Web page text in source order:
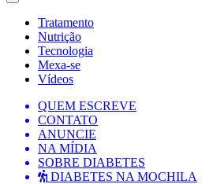
Tratamento
Nutrição
Tecnologia
Mexa-se
Vídeos
QUEM ESCREVE
CONTATO
ANUNCIE
NA MÍDIA
SOBRE DIABETES
DIABETES NA MOCHILA